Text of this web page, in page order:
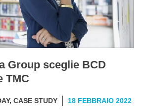
Group sceglie BCD
TMC
, CASE STUDY 18 FEBBRAIO 2022